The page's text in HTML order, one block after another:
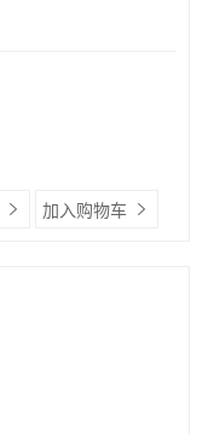
加入购物车